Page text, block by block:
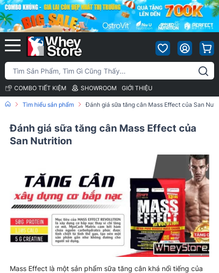
COMBO TIẾT KIỆM SHOWROOM GIỚI THIỆU
Tìm hiểu sản phẩm Đánh giá sữa tăng cân Mass Effect của San
Đánh giá sữa tăng cân Mass Effect của
San Nutrition
Mass Effect là một sản phẩm sữa tăng cân khá nổi tiếng của